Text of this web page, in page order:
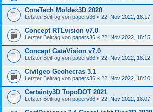
CoreTech Moldex3D 2020
Letzter Beitrag von papers36 « 22. Nov 2022, 18:17
Concept RTLvision v7.0
Letzter Beitrag von papers36 « 22. Nov 2022, 18:15
Concept GateVision v7.0
Letzter Beitrag von papers36 « 22. Nov 2022, 18:12
Civilgeo Geohecras 3.1
Letzter Beitrag von papers36 « 22. Nov 2022, 18:10
Certainty3D TopoDOT 2021
Letzter Beitrag von papers36 « 22. Nov 2022, 18:07